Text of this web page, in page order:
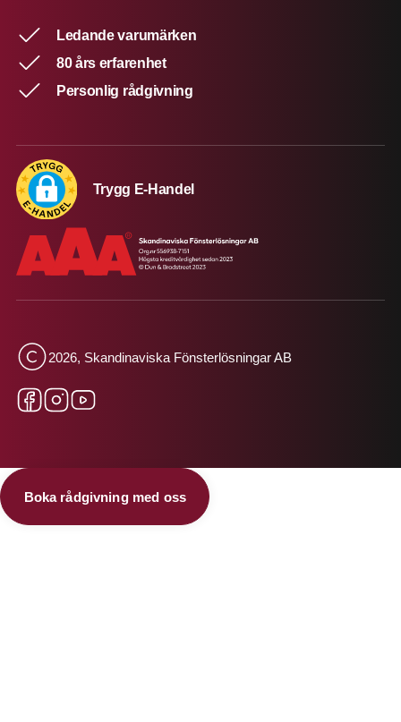
Ledande varumärken
80 års erfarenhet
Personlig rådgivning
Trygg E-Handel
2026, Skandinaviska Fönsterlösningar AB
Boka rådgivning med oss